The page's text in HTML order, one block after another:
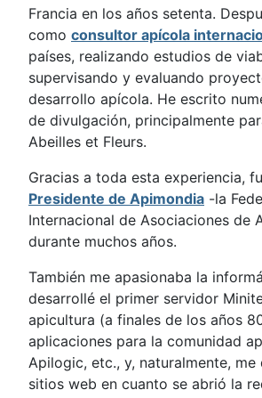
Francia en los años setenta.
como consultor apícola
países, realizando estudios de
supervisando y evaluando
desarrollo apícola. He escrito
de divulgación, principalmente
Abeilles et Fleurs.
Gracias a toda esta experiencia,
Presidente de Apimondia -la
Internacional de Asociaciones de
durante muchos años.
También me apasionaba la
desarrollé el primer servidor
apicultura (a finales de los años
aplicaciones para la comunidad
Apilogic, etc., y, naturalmente, me
sitios web en cuanto se abrió la